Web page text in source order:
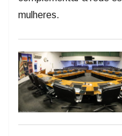
mulheres.